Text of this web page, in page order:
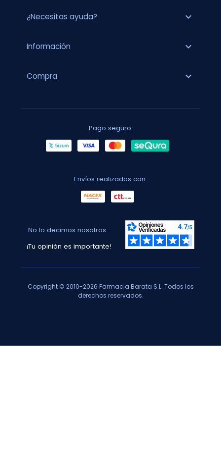
¿Necesitas ayuda? expand_more
Información expand_more
Compra expand_more
Pago seguro:
Envíos realizados con:
No lo decimos nosotros...
¡Tu opinión es importante!
Copyright © 2010-2026 Farmacia Barata S.L. Todos los
derechos reservados.